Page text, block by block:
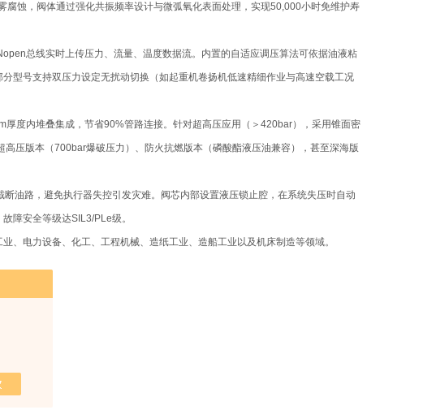
蚀，阀体通过强化共振频率设计与微弧氧化表面处理，实现50,000小时免维护寿
总线实时上传压力、流量、温度数据流。内置的自适应调压算法可依据油液粘
型号支持双压力设定无扰动切换（如起重机卷扬机低速精细作业与高速空载工况
度内堆叠集成，节省90%管路连接。针对超高压应用（＞420bar），采用锥面密
压版本（700bar爆破压力）、防火抗燃版本（磷酸酯液压油兼容），甚至深海版
油路，避免执行器失控引发灾难。阀芯内部设置液压锁止腔，在系统失压时自动
障安全等级达SIL3/PLe级。
电力设备、化工、工程机械、造纸工业、造船工业以及机床制造等领域。